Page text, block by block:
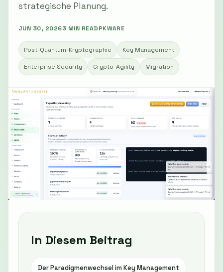
strategische Planung.
JUN 30, 20263 MIN READPKWARE
Post-Quantum-Kryptographie Key Management
Enterprise Security Crypto-Agility Migration
In Diesem Beitrag
Der Paradigmenwechsel im Key Management